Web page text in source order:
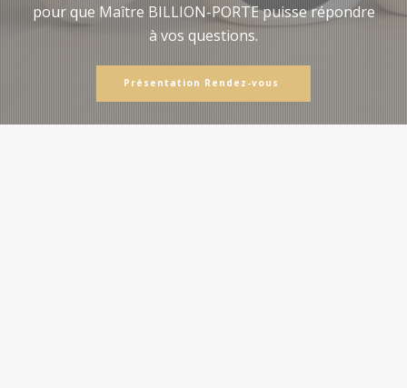
pour que Maître BILLION-PORTE puisse répondre
à vos questions.
Présentation Rendez-vous